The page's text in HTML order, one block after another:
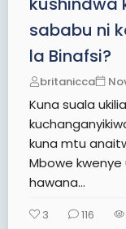
sababu ni
la Binafsi?
britanicca
Kuna suala
kuna mtu
Mbowe kwenye
hawana...
3 116